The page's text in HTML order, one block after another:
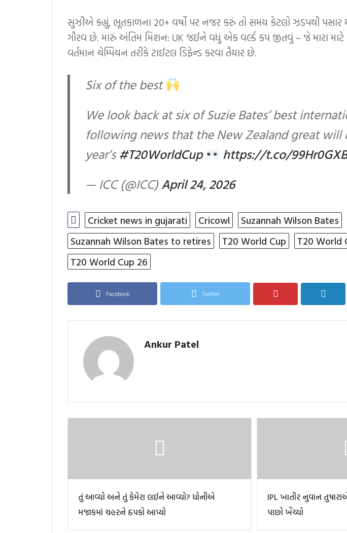
સુઝીએ કહ્યું, ભૂતકાળના 20+ વર્ષો પર નજર કરું તો સમય કેટલો ઝડપથી પસાર
ગૌરવ છે. મારું અંતિમ મિશન: UK જઈને વધુ એક વર્લ્ડ કપ જીતવું – જે મારા
વર્તમાન ચેમ્પિયન તરીકે ટાઈટલ ડિફેન્ડ કરવા તૈયાર છે.
Six of the best
We look back at six of Suzie Bates’ best
following news that the New Zealand great will
year’s#T20WorldCup
https://t.co/
— ICC (@ICC)April 24, 2026
Cricket news in gujarati Cricowl
Suzannah Wilson Bates
Suzannah Wilson Bates to retires
T20 World Cup
T20 World
T20 World Cup 26
Facebook Twitter
Ankur Patel
તું આવ્યો અને તું કેમેરા લઈને આવ્યો? ધોનીએ
મજાકમાં ચહરને ઠપકો આપ્યો
IPL ખાતીર નુવાન
પાછો ખેંચ્યો